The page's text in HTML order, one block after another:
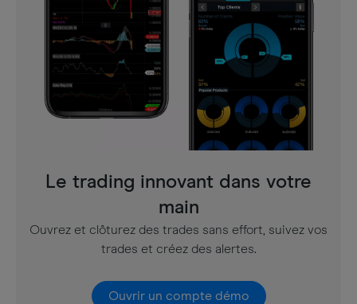
Le trading innovant dans votre
main
Ouvrez et clôturez des trades sans effort, suivez vos
trades et créez des alertes.
Ouvrir un compte démo